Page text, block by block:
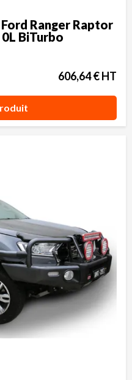
Ranger Raptor
BiTurbo
606,64 € HT